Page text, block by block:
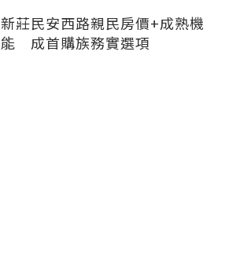
新莊民安西路親民房價+成熟機
能 成首購族務實選項